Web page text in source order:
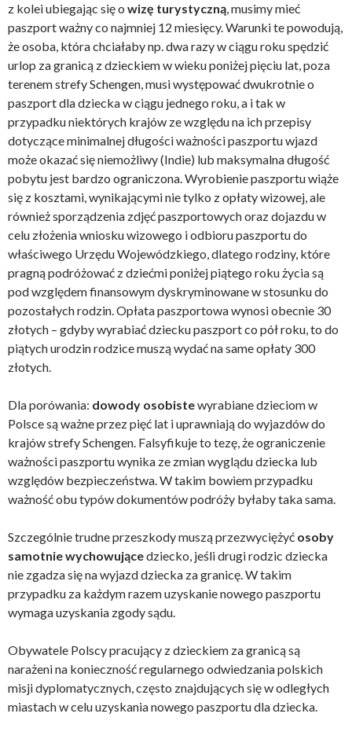
z kolei ubiegając się o wizę turystyczną, musimy mieć
paszport ważny co najmniej 12 miesięcy. Warunki te powodują,
że osoba, która chciałaby np. dwa razy w ciągu roku spędzić
urlop za granicą z dzieckiem w wieku poniżej pięciu lat, poza
terenem strefy Schengen, musi występować dwukrotnie o
paszport dla dziecka w ciągu jednego roku, a i tak w
przypadku niektórych krajów ze względu na ich przepisy
dotyczące minimalnej długości ważności paszportu wjazd
może okazać się niemożliwy (Indie) lub maksymalna długość
pobytu jest bardzo ograniczona. Wyrobienie paszportu wiąże
się z kosztami, wynikającymi nie tylko z opłaty wizowej, ale
również sporządzenia zdjęć paszportowych oraz dojazdu w
celu złożenia wniosku wizowego i odbioru paszportu do
właściwego Urzędu Wojewódzkiego, dlatego rodziny, które
pragną podróżować z dziećmi poniżej piątego roku życia są
pod względem finansowym dyskryminowane w stosunku do
pozostałych rodzin. Opłata paszportowa wynosi obecnie 30
złotych – gdyby wyrabiać dziecku paszport co pół roku, to do
piątych urodzin rodzice muszą wydać na same opłaty 300
złotych.
Dla porówania: dowody osobistewyrabiane dzieciom w
Polsce są ważne przez pięć lat i uprawniają do wyjazdów do
krajów strefy Schengen. Falsyfikuje to tezę, że ograniczenie
ważności paszportu wynika ze zmian wyglądu dziecka lub
względów bezpieczeństwa. W takim bowiem przypadku
ważność obu typów dokumentów podróży byłaby taka sama.
Szczególnie trudne przeszkody muszą przezwyciężyć osoby
samotniewychowującedziecko, jeśli drugi rodzic dziecka
nie zgadza się na wyjazd dziecka za granicę. W takim
przypadku za każdym razem uzyskanie nowego paszportu
wymaga uzyskania zgody sądu.
Obywatele Polscy pracujący z dzieckiem za granicą są
narażeni na konieczność regularnego odwiedzania polskich
misji dyplomatycznych, często znajdujących się w odległych
miastach w celu uzyskania nowego paszportu dla dziecka.